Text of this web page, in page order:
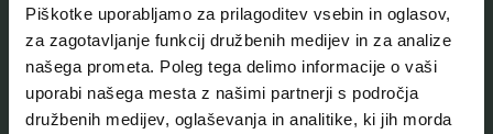
Piškotke uporabljamo za prilagoditev vsebin in oglasov,
za zagotavljanje funkcij družbenih medijev in za analize
našega prometa. Poleg tega delimo informacije o vaši
uporabi našega mesta z našimi partnerji s področja
družbenih medijev, oglaševanja in analitike, ki jih morda
Naše zbirke
Aktualno
Kontakt